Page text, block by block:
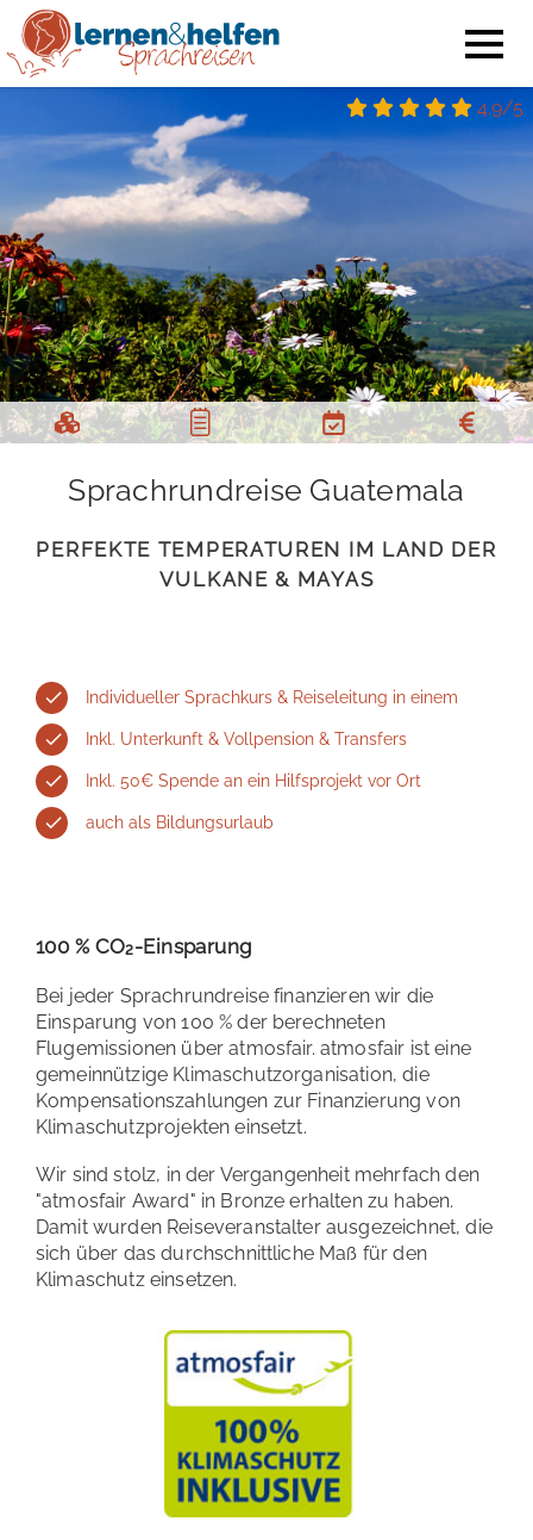
4.9/5
Sprachrundreise Guatemala
PERFEKTE TEMPERATUREN IM LAND DER
VULKANE & MAYAS
Individueller Sprachkurs & Reiseleitung in einem
Inkl. Unterkunft & Vollpension & Transfers
Inkl. 50€ Spende an ein Hilfsprojekt vor Ort
auch als Bildungsurlaub
100 % CO₂-Einsparung
Bei jeder Sprachrundreise finanzieren wir die
Einsparung von 100 % der berechneten
Flugemissionen über atmosfair. atmosfair ist eine
gemeinnützige Klimaschutzorganisation, die
Kompensationszahlungen zur Finanzierung von
Klimaschutzprojekten einsetzt.
Wir sind stolz, in der Vergangenheit mehrfach den
"atmosfair Award" in Bronze erhalten zu haben.
Damit wurden Reiseveranstalter ausgezeichnet, die
sich über das durchschnittliche Maß für den
Klimaschutz einsetzen.